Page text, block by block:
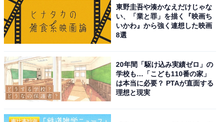
東野圭吾や湊かなえだけじゃな
い、「業と罪」を描く『映画ち
いかわ』から強く連想した映画
8選
20年間「駆け込み実績ゼロ」の
学校も…「こども110番の家」
は本当に必要？ PTAが直面する
理想と現実